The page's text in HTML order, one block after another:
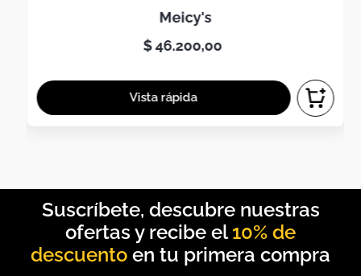
meicy's
$46.200,00
10% de
descuento